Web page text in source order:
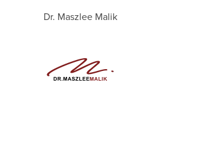
Dr. Maszlee Malik